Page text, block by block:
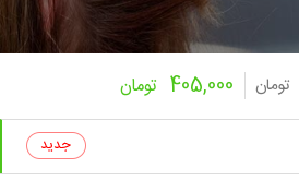
تومان 405,000 تومان